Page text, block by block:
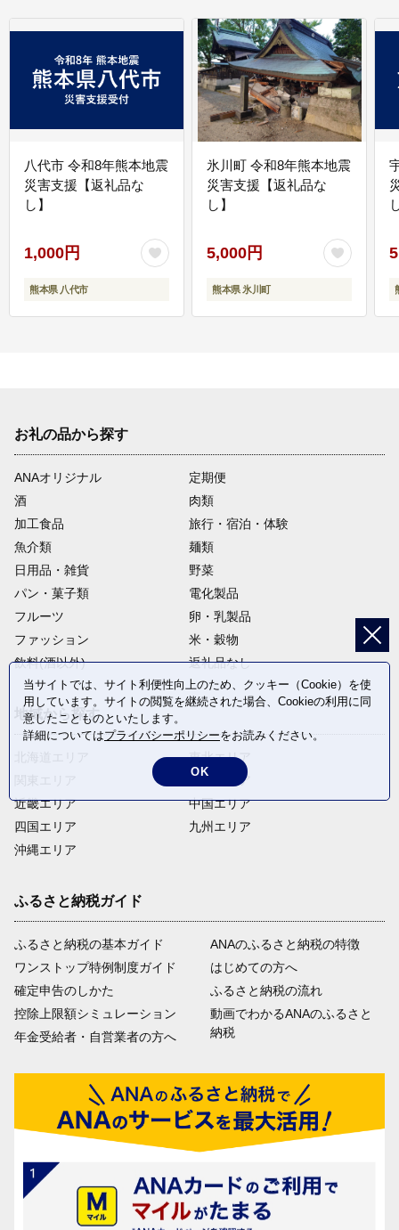
八代市 令和8年熊本地震
災害支援【返礼品な
し】
1,000円
熊本県 八代市
氷川町 令和8年熊本地震
災害支援【返礼品な
し】
5,000円
熊本県 氷川町
お礼の品から探す
ANAオリジナル
定期便
酒
肉類
加工食品
旅行・宿泊・体験
魚介類
麺類
日用品・雑貨
野菜
パン・菓子類
電化製品
フルーツ
卵・乳製品
ファッション
米・穀物
飲料(酒以外)
返礼品なし
地域から探す
近畿エリア
四国エリア
沖縄エリア
東北エリア
中部エリア
中国エリア
九州エリア
ふるさと納税ガイド
ふるさと納税の基本ガイド
ワンストップ特例制度ガイド
確定申告のしかた
控除上限額シミュレーション
年金受給者・自営業者の方へ
ANAのふるさと納税の特徴
はじめての方へ
ふるさと納税の流れ
動画でわかるANAのふるさと
納税
当サイトでは、サイト利便性向上のため、クッキー（Cookie）を使
用しています。サイトの閲覧を継続された場合、Cookieの利用に同
意したことものといたします。
詳細についてはプライバシーポリシーをお読みください。
OK